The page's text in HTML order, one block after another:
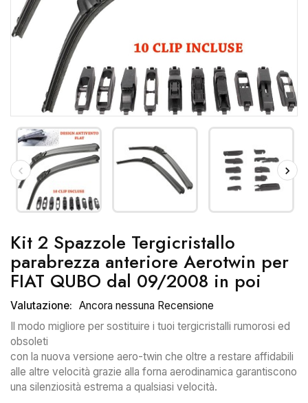
Kit 2 Spazzole Tergicristallo
parabrezza anteriore Aerotwin per
FIAT QUBO dal 09/2008 in poi
Valutazione: Ancora nessuna Recensione
Il modo migliore per sostituire i tuoi tergicristalli rumorosi ed
obsoleti
con la nuova versione aero-twin che oltre a restare affidabili
alle altre velocità grazie alla forna aerodinamica garantiscono
una silenziosità estrema a qualsiasi velocità.